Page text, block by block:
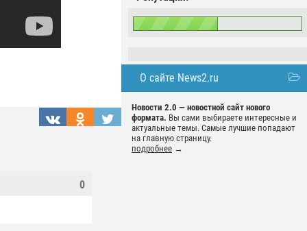
О сайте News2.ru
Новости 2.0 — новостной сайт нового
формата. Вы сами выбираете интересные и
актуальные темы. Самые лучшие попадают
на главную страницу.
подробнее →
0